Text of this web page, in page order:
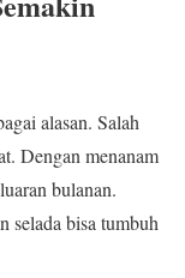
alasan. Salah
Dengan menanam
bulanan.
selada bisa tumbuh